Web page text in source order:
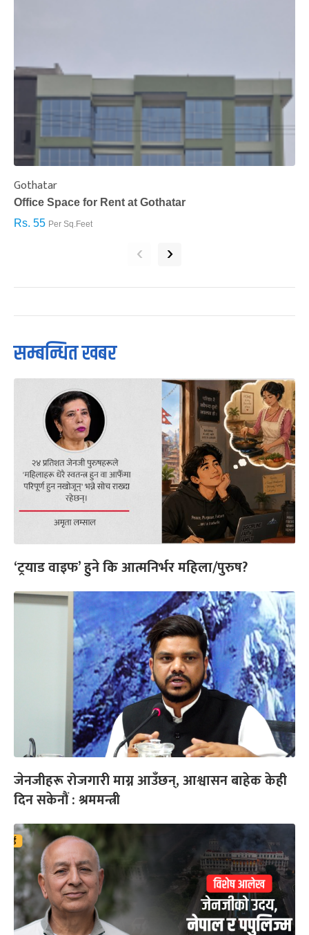
Gothatar
Office Space for Rent at Gothatar
Rs. 55 Per Sq.Feet
‹ ›
सम्बन्धित खबर
‘ट्रयाड वाइफ’ हुने कि आत्मनिर्भर महिला/पुरुष?
जेनजीहरू रोजगारी माग्न आउँछन्, आश्वासन बाहेक केही
दिन सकेनौं : श्रममन्त्री